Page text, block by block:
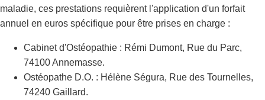
maladie, ces prestations requièrent l'application d'un forfait
annuel en euros spécifique pour être prises en charge :
Cabinet d'Ostéopathie : Rémi Dumont, Rue du Parc,
74100 Annemasse.
Ostéopathe D.O. : Hélène Ségura, Rue des Tournelles,
74240 Gaillard.